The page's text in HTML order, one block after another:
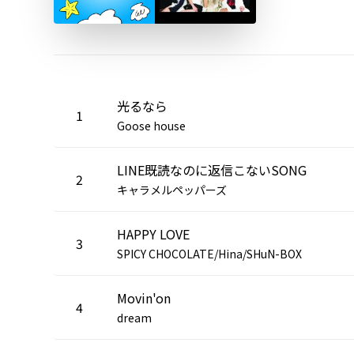
1 光るなら
Goose house
2 LINE既読なのに返信こないSONG
キャラメルペッパーズ
3 HAPPY LOVE
SPICY CHOCOLATE/Hina/SHuN-BOX
4 Movin'on
dream